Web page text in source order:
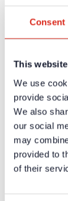
Consent
This
We use
provide
We also
our social
may
provided to
of their
niedrigen
zum
Art-Nr.: